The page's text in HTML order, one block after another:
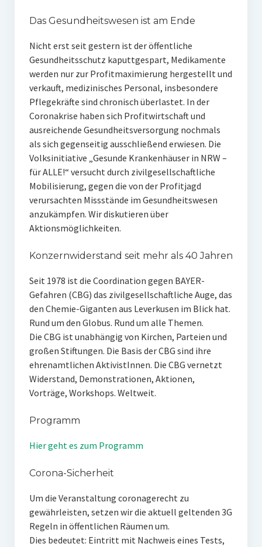
Das Gesundheitswesen ist am Ende
Nicht erst seit gestern ist der öffentliche
Gesundheitsschutz kaputtgespart, Medikamente
werden nur zur Profitmaximierung hergestellt und
verkauft, medizinisches Personal, insbesondere
Pflegekräfte sind chronisch überlastet. In der
Coronakrise haben sich Profitwirtschaft und
ausreichende Gesundheitsversorgung nochmals
als sich gegenseitig ausschließend erwiesen. Die
Volksinitiative „Gesunde Krankenhäuser in NRW –
für ALLE!“ versucht durch zivilgesell­schaftliche
Mobilisierung, gegen die von der Profitjagd
verursach­ten Missstände im Gesundheitswesen
anzukämpfen. Wir disku­tieren über
Aktionsmöglichkeiten.
Konzernwiderstand seit mehr als 40 Jahren
Seit 1978 ist die Coordination gegen BAYER-
Gefahren (CBG) das zivilgesellschaftliche Auge, das
den Chemie-Giganten aus Leverkusen im Blick hat.
Rund um den Globus. Rund um alle Themen.
Die CBG ist unabhängig von Kirchen, Parteien und
großen Stiftungen. Die Basis der CBG sind ihre
ehrenamtlichen Akti­vistInnen. Die CBG vernetzt
Widerstand, Demonstrationen, Aktionen,
Vorträge, Workshops. Weltweit.
Programm
Hier geht es zum Programm
Corona-Sicherheit
Um die Veranstaltung coronagerecht zu
gewährleisten, setzen wir die aktuell gel­tenden 3G
Regeln in öffentlichen Räumen um.
Dies bedeutet: Eintritt mit Nachweis eines Tests,